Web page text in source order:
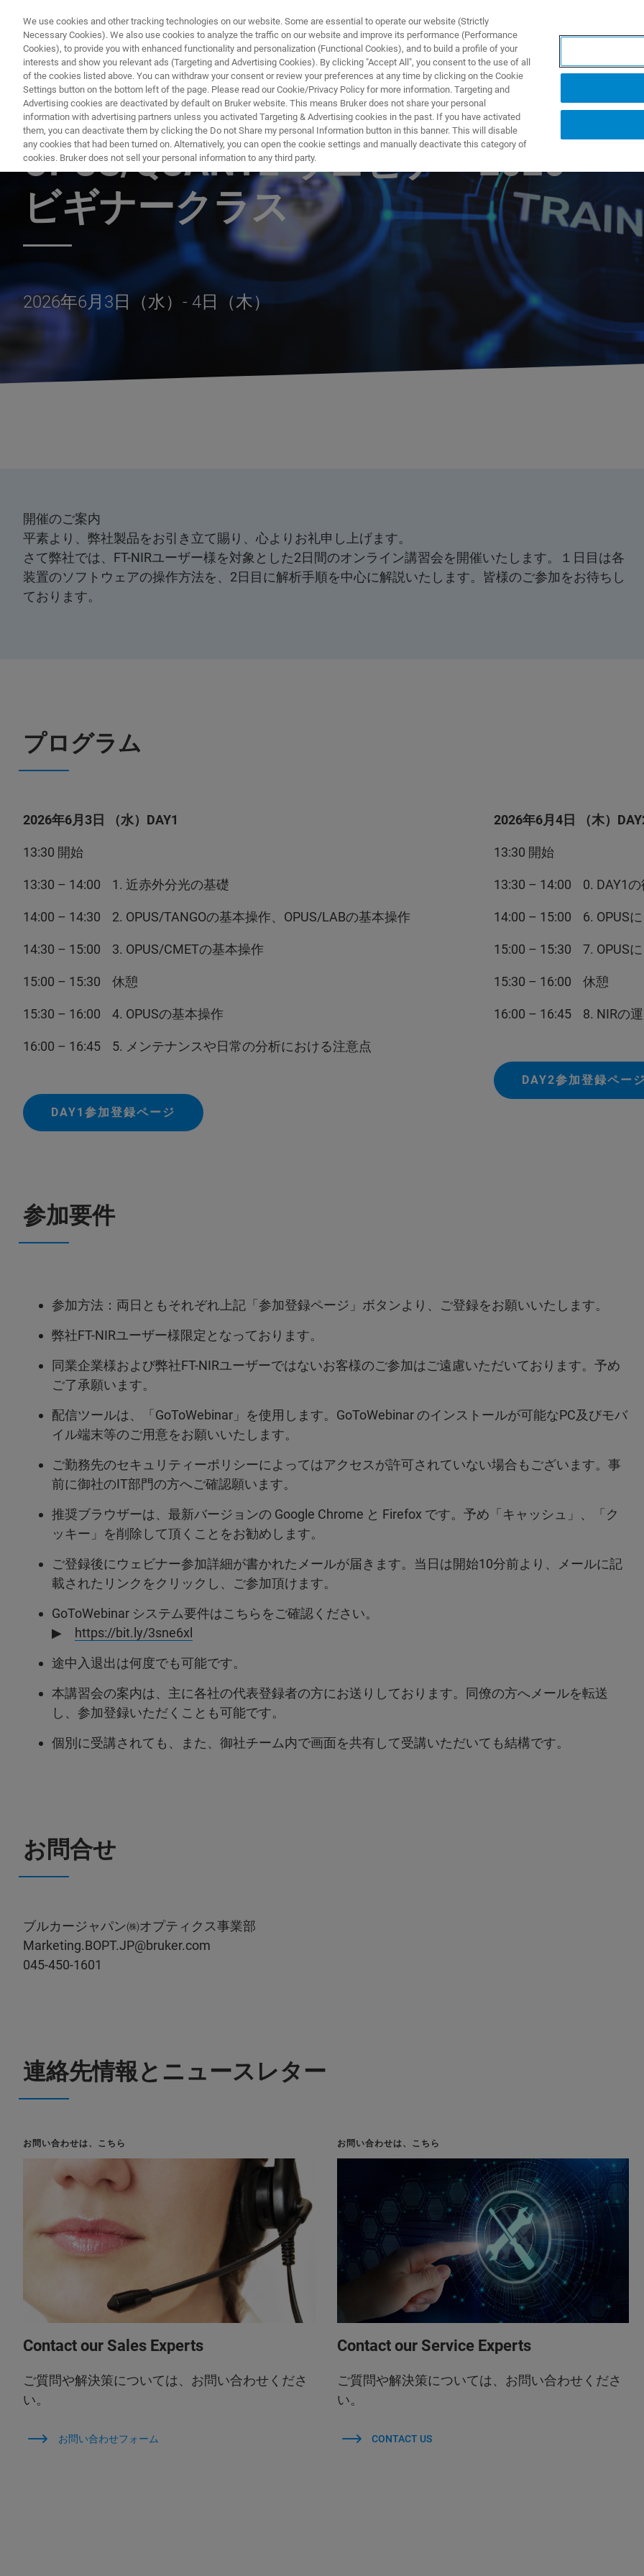
PRODUTOS & SOLUÇÕES APLICAÇÕES
ユーザー様限定ご招待
OPUS/QUANT2 ウェビナー2026 –
ビギナークラス
2026年6月3日（水）- 4日（木）
開催のご案内
平素より、弊社製品をお引き立て賜り、心よりお礼申し上げます。
さて弊社では、FT-NIRユーザー様を対象とした2日間のオンライン講習会を開催いたします。１日目は各
装置のソフトウェアの操作方法を、2日目に解析手順を中心に解説いたします。皆様のご参加をお待ちし
ております。
プログラム
2026年6月3日 （水）DAY1
13:30 開始
13:30 – 14:00 1. 近赤外分光の基礎
14:00 – 14:30 2. OPUS/TANGOの基本操作、OPUS/LABの基本操作
14:30 – 15:00 3. OPUS/CMETの基本操作
15:00 – 15:30 休憩
15:30 – 16:00 4. OPUSの基本操作
16:00 – 16:45 5. メンテナンスや日常の分析における注意点
DAY1参加登録ページ
2026年6月4日 （木）
13:30 開始
13:30 – 14:00 0. DAY1の
14:00 – 15:00 6. OPUS
15:00 – 15:30 7. OPUS
15:30 – 16:00 休憩
16:00 – 16:45 8. NIRの
DAY2参加登録ページ
参加要件
参加方法：両日ともそれぞれ上記「参加登録ページ」ボタンより、ご登録をお願いいたします。
弊社FT-NIRユーザー様限定となっております。
同業企業様および弊社FT-NIRユーザーではないお客様のご参加はご遠慮いただいております。予め
ご了承願います。
配信ツールは、「GoToWebinar」を使用します。GoToWebinar のインストールが可能なPC及びモバ
イル端末等のご用意をお願いいたします。
ご勤務先のセキュリティーポリシーによってはアクセスが許可されていない場合もございます。事
前に御社のIT部門の方へご確認願います。
推奨ブラウザーは、最新バージョンの Google Chrome と Firefox です。予め「キャッシュ」、「ク
ッキー」を削除して頂くことをお勧めします。
ご登録後にウェビナー参加詳細が書かれたメールが届きます。当日は開始10分前より、メールに記
載されたリンクをクリックし、ご参加頂けます。
GoToWebinar システム要件はこちらをご確認ください。
▶
https://bit.ly/3sne6xl
途中入退出は何度でも可能です。
本講習会の案内は、主に各社の代表登録者の方にお送りしております。同僚の方へメールを転送
し、参加登録いただくことも可能です。
個別に受講されても、また、御社チーム内で画面を共有して受講いただいても結構です。
お問合せ
ブルカージャパン㈱オプティクス事業部
Marketing.BOPT.JP@bruker.com
045-450-1601
連絡先情報とニュースレター
お問い合わせは、こちら
Contact our Sales Experts
ご質問や解決策については、お問い合わせくださ
い。
お問い合わせフォーム
お問い合わせは、こちら
Contact our Service Experts
ご質問や解決策については、お問い合わせくださ
い。
CONTACT US
We use cookies and other tracking technologies on our website. Some are essential to operate our website (Strictly
Necessary Cookies). We also use cookies to analyze the traffic on our website and improve its performance (Performance
Cookies), to provide you with enhanced functionality and personalization (Functional Cookies), and to build a profile of your
interests and show you relevant ads (Targeting and Advertising Cookies). By clicking "Accept All", you consent to the use of all
of the cookies listed above. You can withdraw your consent or review your preferences at any time by clicking on the Cookie
Settings button on the bottom left of the page. Please read our Cookie/Privacy Policy for more information. Targeting and
Advertising cookies are deactivated by default on Bruker website. This means Bruker does not share your personal
information with advertising partners unless you activated Targeting & Advertising cookies in the past. If you have activated
them, you can deactivate them by clicking the Do not Share my personal Information button in this banner. This will disable
any cookies that had been turned on. Alternatively, you can open the cookie settings and manually deactivate this category of
cookies. Bruker does not sell your personal information to any third party.